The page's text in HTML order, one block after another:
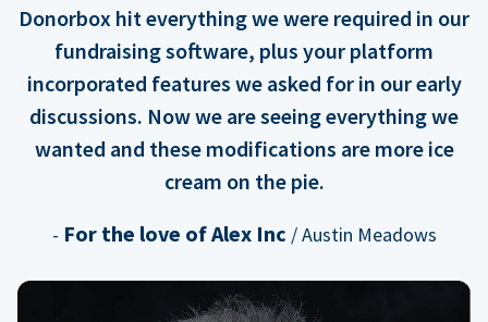
Donorbox hit everything we were required in our
fundraising software, plus your platform
incorporated features we asked for in our early
discussions. Now we are seeing everything we
wanted and these modifications are more ice
cream on the pie.
- For the love of Alex Inc / Austin Meadows